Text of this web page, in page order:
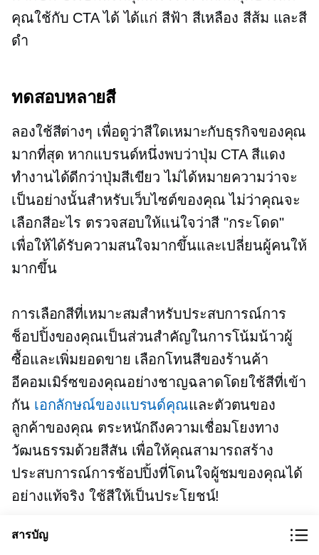
คุณใช้กับ CTA ได้ ได้แก่ สีฟ้า สีเหลือง สีส้ม และสี
ดำ
ทดสอบหลายสี
ลองใช้สีต่างๆ เพื่อดูว่าสีใดเหมาะกับธุรกิจของคุณ
มากที่สุด หากแบรนด์หนึ่งพบว่าปุ่ม CTA สีแดง
ทำงานได้ดีกว่าปุ่มสีเขียว ไม่ได้หมายความว่าจะ
เป็นอย่างนั้นสำหรับเว็บไซต์ของคุณ ไม่ว่าคุณจะ
เลือกสีอะไร ตรวจสอบให้แน่ใจว่าสี "กระโดด"
เพื่อให้ได้รับความสนใจมากขึ้นและเปลี่ยนผู้คนให้
มากขึ้น
การเลือกสีที่เหมาะสมสำหรับประสบการณ์การ
ช็อปปิ้งของคุณเป็นส่วนสำคัญในการโน้มน้าวผู้
ซื้อและเพิ่มยอดขาย เลือกโทนสีของร้านค้า
อีคอมเมิร์ซของคุณอย่างชาญฉลาดโดยใช้สีที่เข้า
กัน เอกลักษณ์ของแบรนด์คุณและตัวตนของ
ลูกค้าของคุณ ตระหนักถึงความเชื่อมโยงทาง
วัฒนธรรมด้วยสีสัน เพื่อให้คุณสามารถสร้าง
ประสบการณ์การช้อปปิ้งที่โดนใจผู้ชมของคุณได้
อย่างแท้จริง ใช้สีให้เป็นประโยชน์!
สารบัญ